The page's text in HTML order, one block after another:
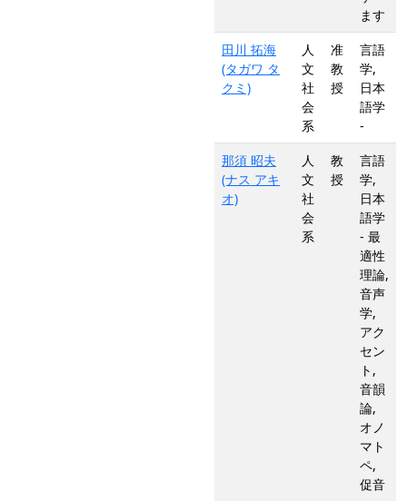
ます
田川 拓海
(タガワ タ
クミ)
人
文
社
会
系
准
教
授
言語
学,
日本
語学
-
那須 昭夫
(ナス アキ
オ)
人
文
社
会
系
教
授
言語
学,
日本
語学
- 最
適性
理論,
音声
学,
アク
セン
ト,
音韻
論,
オノ
マト
ペ,
促音